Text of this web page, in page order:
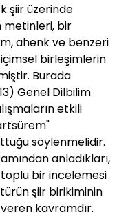
şiir üzerinde
metinleri, bir
ahenk ve benzeri
birleşimlerin
Burada
Genel Dilbilim
etkili
söylenmelidir.
anladıkları,
toplu bir incelemesi
şiir birikiminin
kavramdır.